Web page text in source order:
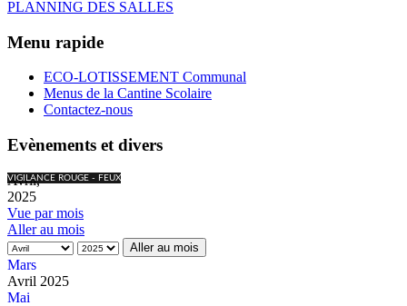
PLANNING DES SALLES
Menu rapide
ECO-LOTISSEMENT Communal
Menus de la Cantine Scolaire
Contactez-nous
Evènements et divers
VIGILANCE ROUGE - FEUX
Avril,
2025
Vue par mois
Aller au mois
Aller au mois
Mars
Avril 2025
Mai